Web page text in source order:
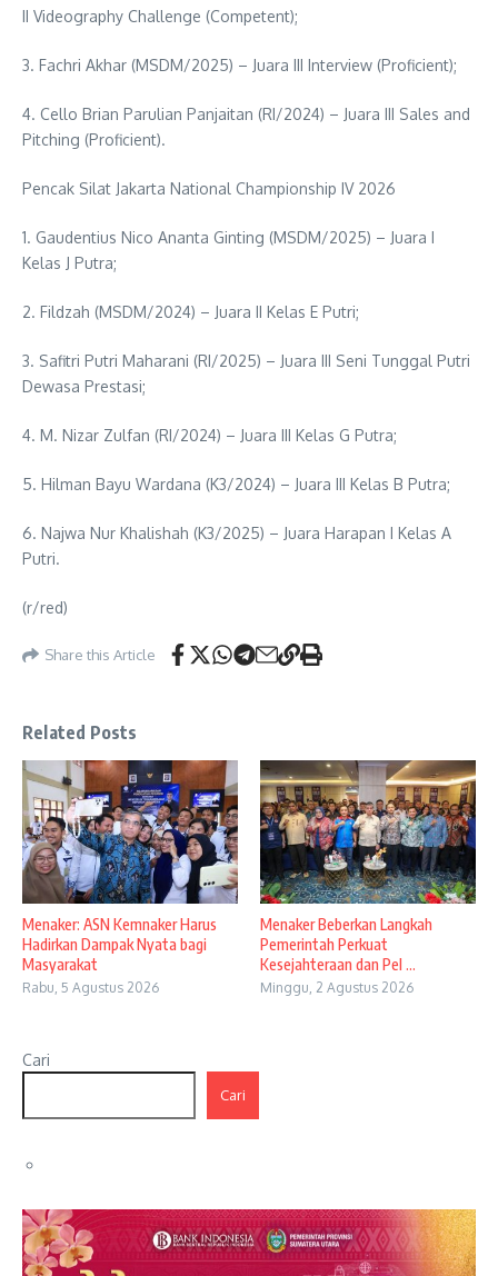
II Videography Challenge (Competent);
3. Fachri Akhar (MSDM/2025) – Juara III Interview (Proficient);
4. Cello Brian Parulian Panjaitan (RI/2024) – Juara III Sales and
Pitching (Proficient).
Pencak Silat Jakarta National Championship IV 2026
1. Gaudentius Nico Ananta Ginting (MSDM/2025) – Juara I
Kelas J Putra;
2. Fildzah (MSDM/2024) – Juara II Kelas E Putri;
3. Safitri Putri Maharani (RI/2025) – Juara III Seni Tunggal Putri
Dewasa Prestasi;
4. M. Nizar Zulfan (RI/2024) – Juara III Kelas G Putra;
5. Hilman Bayu Wardana (K3/2024) – Juara III Kelas B Putra;
6. Najwa Nur Khalishah (K3/2025) – Juara Harapan I Kelas A
Putri.
(r/red)
Share this Article
Related Posts
Menaker: ASN Kemnaker Harus
Hadirkan Dampak Nyata bagi
Masyarakat
Rabu, 5 Agustus 2026
Menaker Beberkan Langkah
Pemerintah Perkuat
Kesejahteraan dan Pel ...
Minggu, 2 Agustus 2026
Cari
Cari